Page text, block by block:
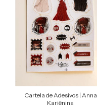
Cartela de Adesivos | Anna
Kariênina